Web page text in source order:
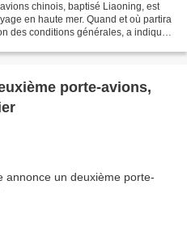
chinois, baptisé Liaoning, est
en haute mer. Quand et où partira
des conditions générales, a indiqué
porte-avions,